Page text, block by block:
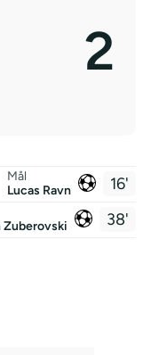
2
16'
Mål
Lucas Ravn
38'
Zuberovski